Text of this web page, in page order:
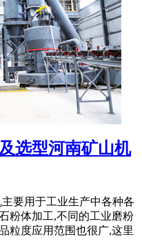
选型河南矿山机
要用于工业生产中各种各
粉体加工,不同的工业磨粉
粒度应用范围也很广,这里